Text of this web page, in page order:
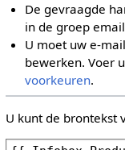
De gevraagde
in de groep
U moet uw e-
bewerken. Voer
voorkeuren.
U kunt de brontekst